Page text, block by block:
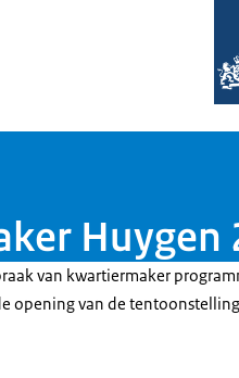
Huygen
van kwartiermaker
opening van de